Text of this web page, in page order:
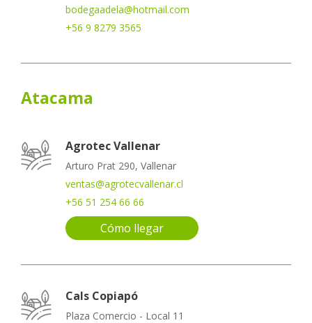
bodegaadela@hotmail.com
+56 9 8279 3565
Atacama
Agrotec Vallenar
Arturo Prat 290, Vallenar
ventas@agrotecvallenar.cl
+56 51 254 66 66
Cómo llegar
Cals Copiapó
Plaza Comercio - Local 11